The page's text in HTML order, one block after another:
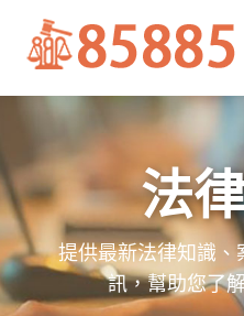
法
提供最新法律知識
訊，幫助您了